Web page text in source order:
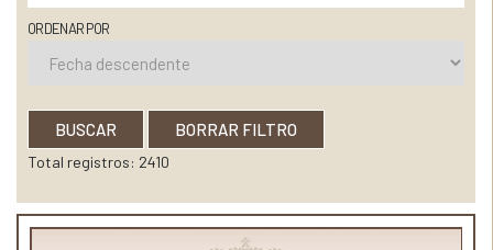
ORDENAR POR
BUSCAR BORRAR FILTRO
Total registros: 2410